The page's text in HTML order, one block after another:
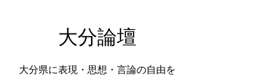
大分論壇
大分県に表現・思想・言論の自由を